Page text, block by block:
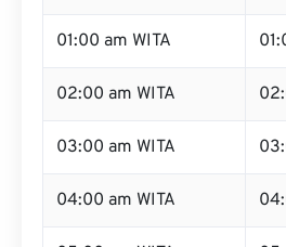
01:00 am WITA
02:00 am WITA
03:00 am WITA
04:00 am WITA